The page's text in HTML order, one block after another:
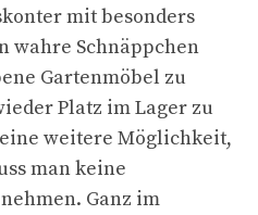
mit besonders
wahre Schnäppchen
Gartenmöbel zu
Platz im Lager zu
weitere Möglichkeit,
man keine
Ganz im